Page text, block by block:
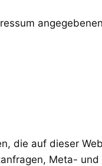
die auf dieser
Meta-